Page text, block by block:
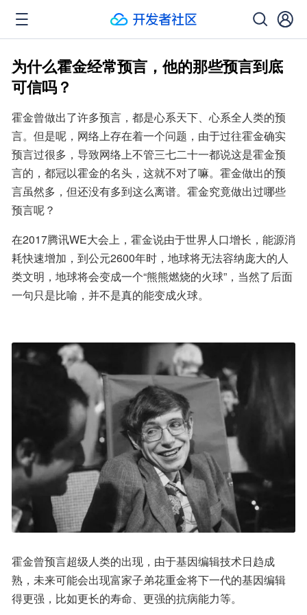
为什么霍金经常预言，他的那些预言到底
可信吗？
霍金曾做出了许多预言，都是心系天下、心系全人类的预
言。但是呢，网络上存在着一个问题，由于过往霍金确实
预言过很多，导致网络上不管三七二十一都说这是霍金预
言的，都冠以霍金的名头，这就不对了嘛。霍金做出的预
言虽然多，但还没有多到这么离谱。霍金究竟做出过哪些
预言呢？
在2017腾讯WE大会上，霍金说由于世界人口增长，能源消
耗快速增加，到公元2600年时，地球将无法容纳庞大的人
类文明，地球将会变成一个“熊熊燃烧的火球”，当然了后面
一句只是比喻，并不是真的能变成火球。
霍金曾预言超级人类的出现，由于基因编辑技术日趋成
熟，未来可能会出现富家子弟花重金将下一代的基因编辑
得更强，比如更长的寿命、更强的抗病能力等。